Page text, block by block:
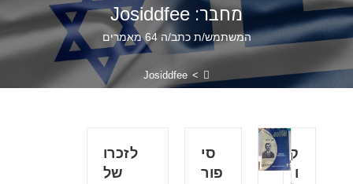
מחבר: Josiddfee
המשתמש/ת כתב/ה 64 מאמרים
>
Josiddfee
ק
ו
סי
פור
לזכרו
של